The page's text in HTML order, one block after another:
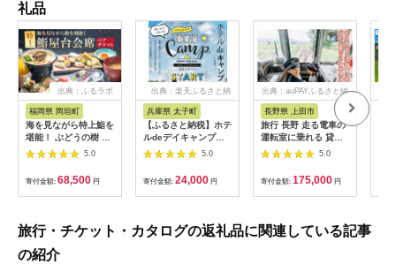
礼品
出典：ふるラボ
福岡県 岡垣町
海を見ながら特上鮨を
堪能！ ぶどうの樹 鮨
屋台ペア お食事券 海
鮮 海 屋台 食事 ペア
福岡県 岡垣町
5.0
寄付金額: 68,500 円
出典：楽天ふるさと納
兵庫県 太子町
【ふるさと納税】ホテ
ルdeデイキャンプ体
験チケット
【1364991】
5.0
寄付金額: 24,000 円
出典：auPAYふるさと納
長野県 上田市
旅行 長野 走る電車の
運転室に乗れる 貸切
列車でお仕事体験 体
験 チケット 電車 鉄道
列車 サービス 子供 子
ども こども 家族 長野
県
5.0
寄付金額: 175,000 円
旅行・チケット・カタログの返礼品に関連している記事
の紹介